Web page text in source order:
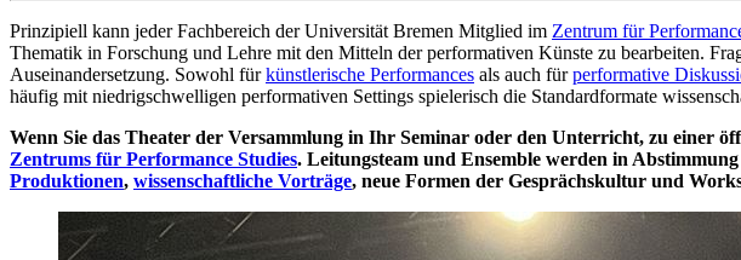
Prinzipiell kann jeder Fachbereich der Universität Bremen Mitglied im Zentrum für
Thematik in Forschung und Lehre mit den Mitteln der performativen Künste zu bearbeiten.
Auseinandersetzung. Sowohl fürkünstlerische Performances als auch fürperformative
häufig mit niedrigschwelligen performativen Settings spielerisch die Standardformate
Wenn Sie das Theater der Versammlung in Ihr Seminar oder den Unterricht, zu einer
Zentrums für Performance Studies. Leitungsteam und Ensemble werden in
Produktionen, wissenschaftliche Vorträge, neue Formen der Gesprächskultur und